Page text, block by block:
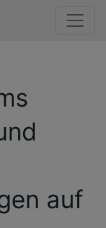
auf